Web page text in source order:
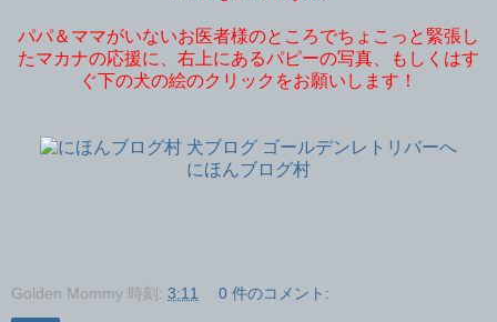
パパ＆ママがいないお医者様のところでちょこっと緊張し
たマカナの応援に、右上にあるパピーの写真、もしくはす
ぐ下の犬の絵のクリックをお願いします！
にほんブログ村
Golden Mommy 時刻: 3:11 0 件のコメント: